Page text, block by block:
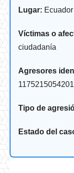
Lugar:
Víctimas o
ciudadanía
Agresores
Tipo de
Estado del